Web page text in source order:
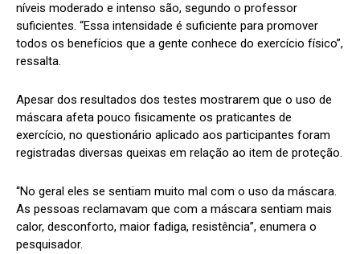
níveis moderado e intenso são, segundo o professor
suficientes. “Essa intensidade é suficiente para promover
todos os benefícios que a gente conhece do exercício físico”,
ressalta.
Apesar dos resultados dos testes mostrarem que o uso de
máscara afeta pouco fisicamente os praticantes de
exercício, no questionário aplicado aos participantes foram
registradas diversas queixas em relação ao item de proteção.
“No geral eles se sentiam muito mal com o uso da máscara.
As pessoas reclamavam que com a máscara sentiam mais
calor, desconforto, maior fadiga, resistência”, enumera o
pesquisador.